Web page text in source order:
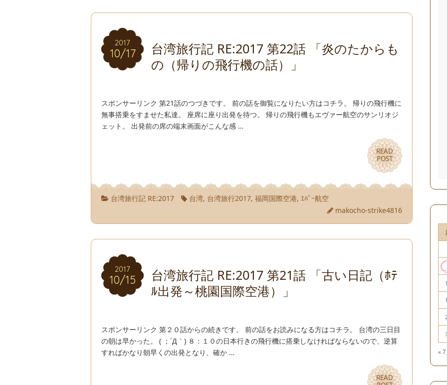
2017
10/17
2017
10/17
台湾旅行記 RE:2017 第22話 「炎のたからも
の（帰りの飛行機の話）」
スポンサーリンク 第21話のつづきです。 前の話を御覧になりたい方はコチラ。 帰りの飛行機に
無事搭乗をすませた私達。 座席に座り出発を待つ。 帰りの飛行機もエヴァー航空のサンリオジ
ェット。 出発前の席の端末画面がこんな感 …
READ
POST
READ
POST
台湾旅行記 RE:2017 台湾, 台湾旅行2017,福岡国際空港,ｴﾊﾞｰ航空
makocho-strike4816
2017
10/15
2017
10/15
台湾旅行記 RE:2017 第21話 「古い日記（ﾎﾃ
ﾙ出発～桃園国際空港）」
スポンサーリンク 第２０話からの続きです。 前の話をお読みになる方はコチラ。 台湾の三日目
の朝は早かった。 ( ；´Д｀) ８：１０の日本行きの飛行機に搭乗しなければならないので、逆算
すればかなり朝早くの出発となり、確か …
READ
READ
« 7